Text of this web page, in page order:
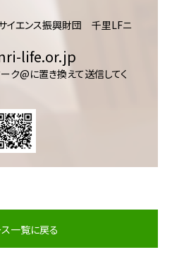
イエンス振興財団 千里LFニ
life.or.jp
ク@に置き換えて送信してく
一覧に戻る